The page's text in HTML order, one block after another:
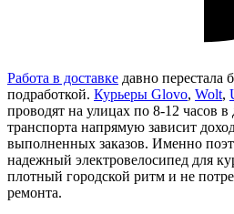
Работа в доставке давно перестала
подработкой. Курьеры Glovo, Wolt,
проводят на улицах по 8-12 часов в
транспорта напрямую зависит
выполненных заказов. Именно
надежный электровелосипед для
плотный городской ритм и не
ремонта.